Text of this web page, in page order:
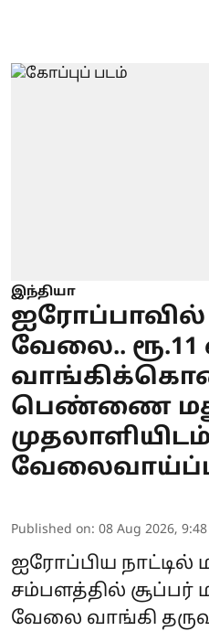
இந்தியா
வேலை..
பெண்ணை
Published on: 08 Aug 2026,
ஐரோப்பிய நாட்டில்
சம்பளத்தில் சூப்பர்
வேலை வாங்கி